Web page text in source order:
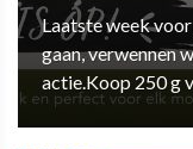
Laatste week
gaan, verwennen
actie.Koop 250 g